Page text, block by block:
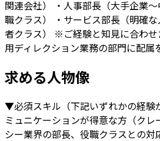
関連会社） ・人事部長（大手企業
職クラス） ・サービス部長（明確
者クラス） ※ご経験と知見に合わ
用ディレクション業務の部門に配属
求める人物像
▼必須スキル（下記いずれかの経験
ミュニケーションが得意な方（クレ
シー業界の部長、役職クラスとの